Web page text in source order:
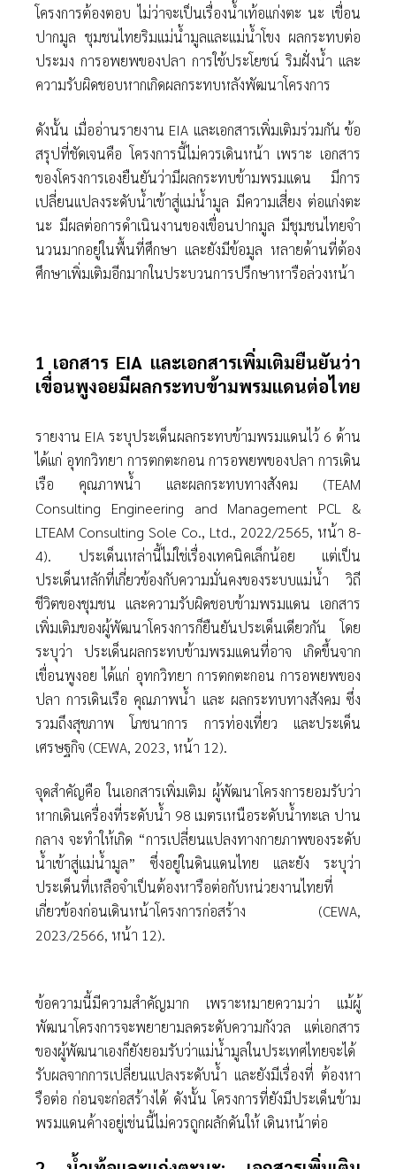
โครงการต้องตอบ ไม่ว่าจะเป็นเรื่องนํ้าเท้อแก่งตะ นะ เขื่อน
ปากมูล ชุมชนไทยริมแม่นํ้ามูลและแม่นํ้าโขง ผลกระทบต่อ
ประมง การอพยพของปลา การใช้ประโยชน์ ริมฝั่งนํ้า และ
ความรับผิดชอบหากเกิดผลกระทบหลังพัฒนาโครงการ
ดังนั้น เมื่ออ่านรายงาน EIA และเอกสารเพิ่มเติมร่วมกัน ข้อ
สรุปที่ชัดเจนคือ โครงการนี้ไม่ควรเดินหน้า เพราะ เอกสาร
ของโครงการเองยืนยันว่ามีผลกระทบข้ามพรมแดน มีการ
เปลี่ยนแปลงระดับนํ้าเข้าสู่แม่นํ้ามูล มีความเสี่ยง ต่อแก่งตะ
นะ มีผลต่อการดําเนินงานของเขื่อนปากมูล มีชุมชนไทยจํา
นวนมากอยู่ในพื้นที่ศึกษา และยังมีข้อมูล หลายด้านที่ต้อง
ศึกษาเพิ่มเติมอีกมากในประบวนการปรึกษาหารือล่วงหน้า
1 เอกสาร EIA และเอกสารเพิ่มเติมยืนยันว่า
เขื่อนพูงอยมีผลกระทบข้ามพรมแดนต่อไทย
รายงาน EIA ระบุประเด็นผลกระทบข้ามพรมแดนไว้ 6 ด้าน
ได้แก่ อุทกวิทยา การตกตะกอน การอพยพของปลา การเดิน
เรือ คุณภาพนํ้า และผลกระทบทางสังคม (TEAM
Consulting Engineering and Management PCL &
LTEAM Consulting Sole Co., Ltd., 2022/2565, หน้า 8-
4). ประเด็นเหล่านี้ไม่ใช่เรื่องเทคนิคเล็กน้อย แต่เป็น
ประเด็นหลักที่เกี่ยวข้องกับความมั่นคงของระบบแม่นํ้า วิถี
ชีวิตของชุมชน และความรับผิดชอบข้ามพรมแดน เอกสาร
เพิ่มเติมของผู้พัฒนาโครงการก็ยืนยันประเด็นเดียวกัน โดย
ระบุว่า ประเด็นผลกระทบข้ามพรมแดนที่อาจ เกิดขึ้นจาก
เขื่อนพูงอย ได้แก่ อุทกวิทยา การตกตะกอน การอพยพของ
ปลา การเดินเรือ คุณภาพนํ้า และ ผลกระทบทางสังคม ซึ่ง
รวมถึงสุขภาพ โภชนาการ การท่องเที่ยว และประเด็น
เศรษฐกิจ (CEWA, 2023, หน้า 12).
จุดสําคัญคือ ในเอกสารเพิ่มเติม ผู้พัฒนาโครงการยอมรับว่า
หากเดินเครื่องที่ระดับนํ้า 98 เมตรเหนือระดับนํ้าทะเล ปาน
กลาง จะทําให้เกิด “การเปลี่ยนแปลงทางกายภาพของระดับ
นํ้าเข้าสู่แม่นํ้ามูล” ซึ่งอยู่ในดินแดนไทย และยัง ระบุว่า
ประเด็นที่เหลือจําเป็นต้องหารือต่อกับหน่วยงานไทยที่
เกี่ยวข้องก่อนเดินหน้าโครงการก่อสร้าง (CEWA,
2023/2566, หน้า 12).
ข้อความนี้มีความสําคัญมาก เพราะหมายความว่า แม้ผู้
พัฒนาโครงการจะพยายามลดระดับความกังวล แต่เอกสาร
ของผู้พัฒนาเองก็ยังยอมรับว่าแม่นํ้ามูลในประเทศไทยจะได้
รับผลจากการเปลี่ยนแปลงระดับนํ้า และยังมีเรื่องที่ ต้องหา
รือต่อ ก่อนจะก่อสร้างได้ ดังนั้น โครงการที่ยังมีประเด็นข้าม
พรมแดนค้างอยู่เช่นนี้ไม่ควรถูกผลักดันให้ เดินหน้าต่อ